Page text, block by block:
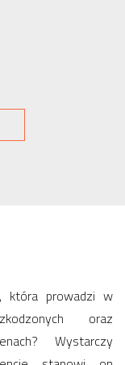
która prowadzi w
oraz
Wystarczy